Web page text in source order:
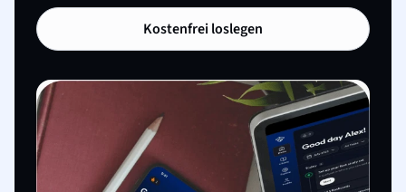
Kostenfrei loslegen